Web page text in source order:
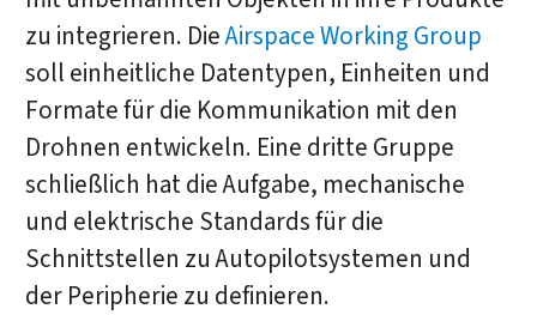
zu integrieren. DieAirspace Working Group
soll einheitliche Datentypen, Einheiten und
Formate für die Kommunikation mit den
Drohnen entwickeln. Eine dritte Gruppe
schließlich hat die Aufgabe, mechanische
und elektrische Standards für die
Schnittstellen zu Autopilotsystemen und
der Peripherie zu definieren.